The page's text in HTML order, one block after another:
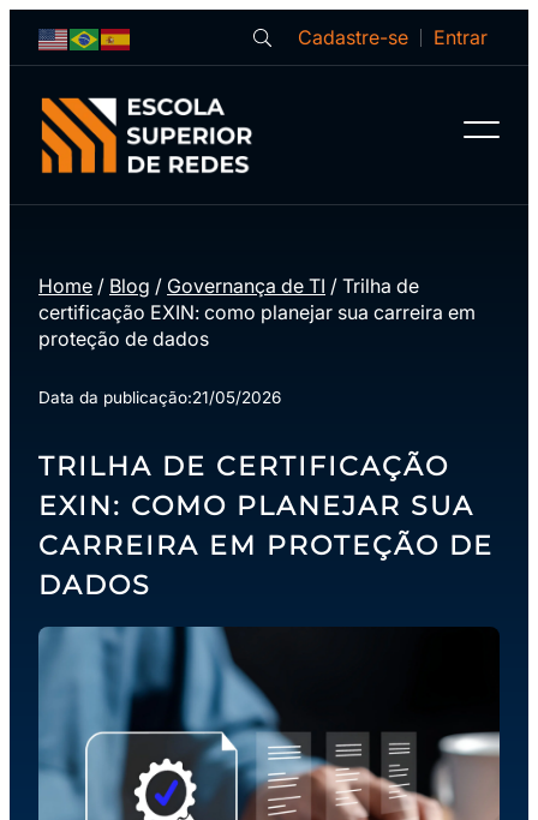
Cadastre-se Entrar
Home / Blog / Governança de TI / Trilha de
certificação EXIN: como planejar sua carreira em
proteção de dados
Data da publicação:21/05/2026
TRILHA DE CERTIFICAÇÃO
EXIN: COMO PLANEJAR SUA
CARREIRA EM PROTEÇÃO DE
DADOS